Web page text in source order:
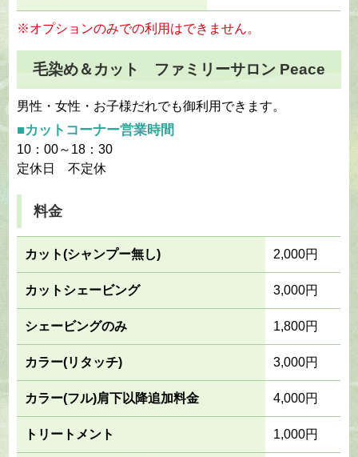
※オプションのみでの利用はできません。
毛染め＆カット ファミリーサロン Peace
男性・女性・お子様だれでも御利用できます。
■カットコーナー営業時間
10：00～18：30
定休日 不定休
料金
カット(シャンプー無し) 2,000円
カットシェービング 3,000円
シェービングのみ 1,800円
カラー(リタッチ) 3,000円
カラー(フル)肩下以降追加料金 4,000円
トリートメント 1,000円